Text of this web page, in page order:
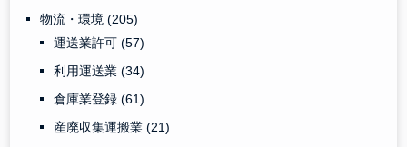
物流・環境(205)
運送業許可(57)
利用運送業(34)
倉庫業登録(61)
産廃収集運搬業(21)